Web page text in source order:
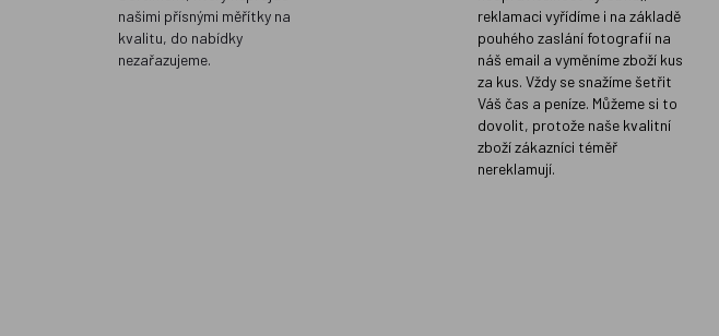
našimi přísnými měřítky na
kvalitu, do nabídky
nezařazujeme.
reklamaci vyřídíme i na základě
pouhého zaslání fotografií na
náš email a vyměníme zboží kus
za kus. Vždy se snažíme šetřit
Váš čas a peníze. Můžeme si to
dovolit, protože naše kvalitní
zboží zákazníci téměř
nereklamují.